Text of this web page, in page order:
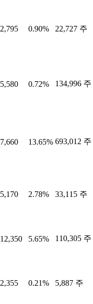
2,795 0.90% 22,727 주
5,580 0.72% 134,996 주
7,660 13.65% 693,012 주
5,170 2.78% 33,115 주
12,350 5.65% 110,305 주
2,355 0.21% 5,887 주